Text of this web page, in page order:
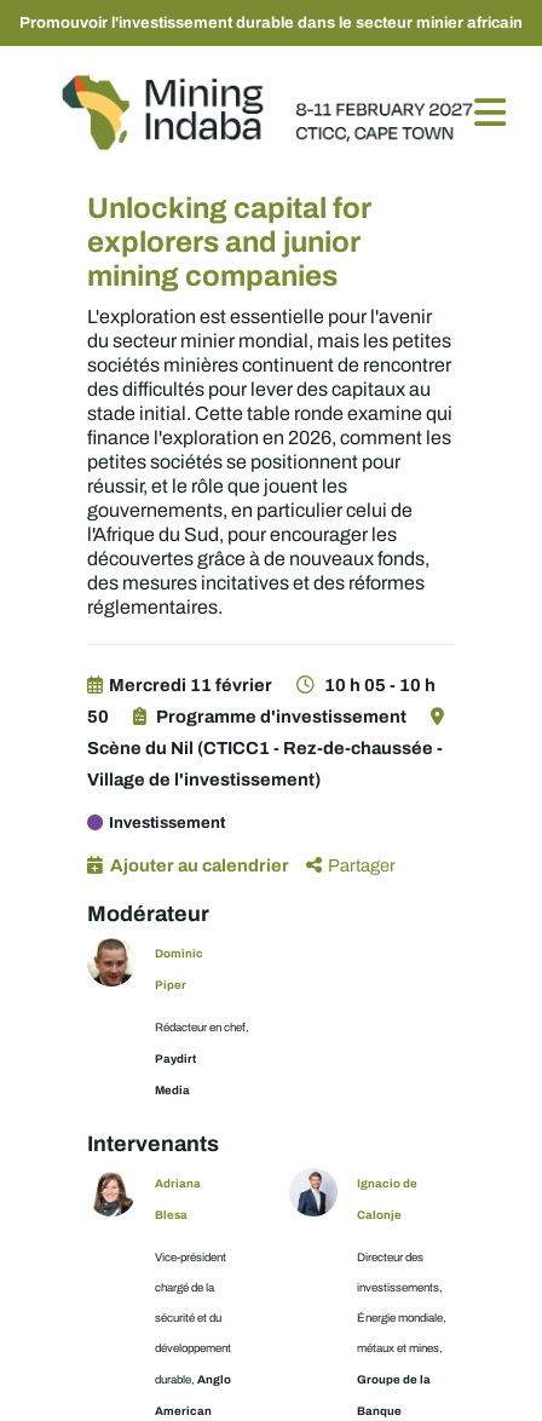
Promouvoir l'investissement durable dans le secteur minier africain
Unlocking capital for
explorers and junior
mining companies
L'exploration est essentielle pour l'avenir
du secteur minier mondial, mais les petites
sociétés minières continuent de rencontrer
des difficultés pour lever des capitaux au
stade initial. Cette table ronde examine qui
finance l'exploration en 2026, comment les
petites sociétés se positionnent pour
réussir, et le rôle que jouent les
gouvernements, en particulier celui de
l'Afrique du Sud, pour encourager les
découvertes grâce à de nouveaux fonds,
des mesures incitatives et des réformes
réglementaires.
Mercredi 11 février
10 h 05 - 10 h
50
Programme d'investissement
Scène du Nil (CTICC1 - Rez-de-chaussée -
Village de l'investissement)
Investissement
Ajouter au calendrier Partager
Modérateur
Dominic
Piper
Rédacteur en chef,
Paydirt
Media
Intervenants
Adriana
Blesa
Vice-président
chargé de la
sécurité et du
développement
durable, Anglo
American
Ignacio de
Calonje
Directeur des
investissements,
Énergie mondiale,
métaux et mines,
Groupe de la
Banque